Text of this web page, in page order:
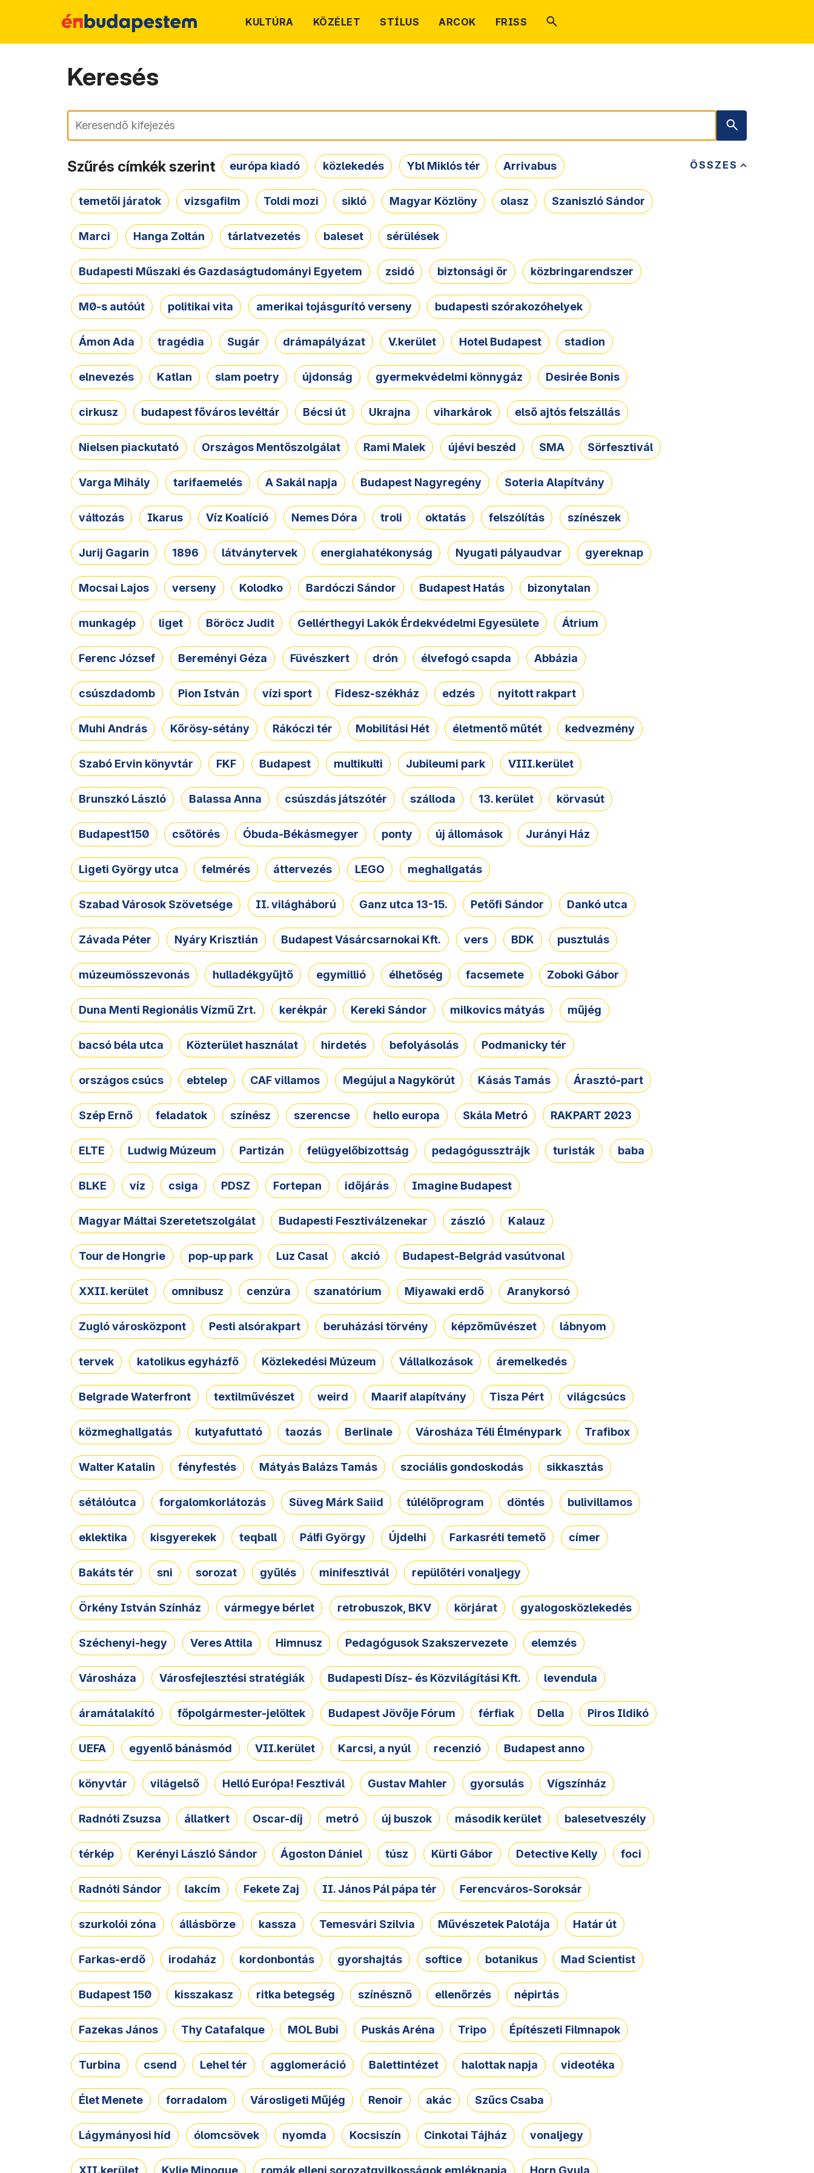
KULTÚRA KÖZÉLET STÍLUS ARCOK FRISS
Keresés
Keresés
ÖSSZES
Szűrés címkék szerint európa kiadó közlekedés Ybl Miklós tér Arrivabus
temetői járatok vizsgafilm Toldi mozi sikló Magyar Közlöny olasz Szaniszló Sándor
Marci Hanga Zoltán tárlatvezetés baleset sérülések
Budapesti Műszaki és Gazdaságtudományi Egyetem zsidó biztonsági őr közbringarendszer
M0-s autóút politikai vita amerikai tojásgurító verseny budapesti szórakozóhelyek
Ámon Ada tragédia Sugár drámapályázat V.kerület Hotel Budapest stadion
elnevezés Katlan slam poetry újdonság gyermekvédelmi könnygáz Desirée Bonis
cirkusz budapest főváros levéltár Bécsi út Ukrajna viharkárok első ajtós felszállás
Nielsen piackutató Országos Mentőszolgálat Rami Malek újévi beszéd SMA Sörfesztivál
Varga Mihály tarifaemelés A Sakál napja Budapest Nagyregény Soteria Alapítvány
változás Ikarus Víz Koalíció Nemes Dóra troli oktatás felszólítás színészek
Jurij Gagarin 1896 látványtervek energiahatékonyság Nyugati pályaudvar gyereknap
Mocsai Lajos verseny Kolodko Bardóczi Sándor Budapest Hatás bizonytalan
munkagép liget Böröcz Judit Gellérthegyi Lakók Érdekvédelmi Egyesülete Átrium
Ferenc József Bereményi Géza Füvészkert drón élvefogó csapda Abbázia
csúszdadomb Pion István vízi sport Fidesz-székház edzés nyitott rakpart
Muhi András Kőrösy-sétány Rákóczi tér Mobilitási Hét életmentő műtét kedvezmény
Szabó Ervin könyvtár FKF Budapest multikulti Jubileumi park VIII.kerület
Brunszkó László Balassa Anna csúszdás játszótér szálloda 13. kerület körvasút
Budapest150 csőtörés Óbuda-Békásmegyer ponty új állomások Jurányi Ház
Ligeti György utca felmérés áttervezés LEGO meghallgatás
Szabad Városok Szövetsége II. világháború Ganz utca 13-15. Petőfi Sándor Dankó utca
Závada Péter Nyáry Krisztián Budapest Vásárcsarnokai Kft. vers BDK pusztulás
múzeumösszevonás hulladékgyűjtő egymillió élhetőség facsemete Zoboki Gábor
Duna Menti Regionális Vízmű Zrt. kerékpár Kereki Sándor milkovics mátyás műjég
bacsó béla utca Közterület használat hirdetés befolyásolás Podmanicky tér
országos csúcs ebtelep CAF villamos Megújul a Nagykörút Kásás Tamás Árasztó-part
Szép Ernő feladatok színész szerencse hello europa Skála Metró RAKPART 2023
ELTE Ludwig Múzeum Partizán felügyelőbizottság pedagógussztrájk turisták baba
BLKE víz csiga PDSZ Fortepan időjárás Imagine Budapest
Magyar Máltai Szeretetszolgálat Budapesti Fesztiválzenekar zászló Kalauz
Tour de Hongrie pop-up park Luz Casal akció Budapest-Belgrád vasútvonal
XXII. kerület omnibusz cenzúra szanatórium Miyawaki erdő Aranykorsó
Zugló városközpont Pesti alsórakpart beruházási törvény képzőművészet lábnyom
tervek katolikus egyházfő Közlekedési Múzeum Vállalkozások áremelkedés
Belgrade Waterfront textilművészet weird Maarif alapítvány Tisza Pért világcsúcs
közmeghallgatás kutyafuttató taozás Berlinale Városháza Téli Élménypark Trafibox
Walter Katalin fényfestés Mátyás Balázs Tamás szociális gondoskodás sikkasztás
sétálóutca forgalomkorlátozás Süveg Márk Saiid túlélőprogram döntés bulivillamos
eklektika kisgyerekek teqball Pálfi György Újdelhi Farkasréti temető címer
Bakáts tér sni sorozat gyűlés minifesztivál repülőtéri vonaljegy
Örkény István Színház vármegye bérlet retrobuszok, BKV körjárat gyalogosközlekedés
Széchenyi-hegy Veres Attila Himnusz Pedagógusok Szakszervezete elemzés
Városháza Városfejlesztési stratégiák Budapesti Dísz- és Közvilágítási Kft. levendula
áramátalakító főpolgármester-jelöltek Budapest Jövője Fórum férfiak Della Piros Ildikó
UEFA egyenlő bánásmód VII.kerület Karcsi, a nyúl recenzió Budapest anno
könyvtár világelső Helló Európa! Fesztivál Gustav Mahler gyorsulás Vígszínház
Radnóti Zsuzsa állatkert Oscar-díj metró új buszok második kerület balesetveszély
térkép Kerényi László Sándor Ágoston Dániel túsz Kürti Gábor Detective Kelly foci
Radnóti Sándor lakcím Fekete Zaj II. János Pál pápa tér Ferencváros-Soroksár
szurkolói zóna állásbörze kassza Temesvári Szilvia Művészetek Palotája Határ út
Farkas-erdő irodaház kordonbontás gyorshajtás softice botanikus Mad Scientist
Budapest 150 kisszakasz ritka betegség színésznő ellenőrzés népirtás
Fazekas János Thy Catafalque MOL Bubi Puskás Aréna Tripo Építészeti Filmnapok
Turbina csend Lehel tér agglomeráció Balettintézet halottak napja videotéka
Élet Menete forradalom Városligeti Műjég Renoir akác Szűcs Csaba
Lágymányosi híd ólomcsövek nyomda Kocsiszín Cinkotai Tájház vonaljegy
XII.kerület Kylie Minogue romák elleni sorozatgyilkosságok emléknapja Horn Gyula